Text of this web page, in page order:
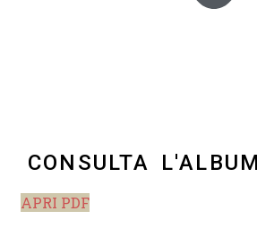
CONSULTA L'ALBUM
APRI PDF